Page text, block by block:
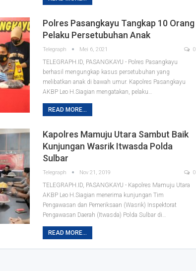
Polres Pasangkayu Tangkap 10 Orang
Pelaku Persetubuhan Anak
Telegraph Mei 6, 2021 0
TELEGRAPH.ID, PASANGKAYU - Polres Pasangkayu
berhasil mengungkap kasus persetubuhan yang
melibatkan anak di bawah umur. Kapolres Pasangkayu
AKBP Leo H.Siagian mengatakan, pelaku
READ MORE...
Kapolres Mamuju Utara Sambut Baik
Kunjungan Wasrik Itwasda Polda
Sulbar
Telegraph Nov 21, 2019 0
TELEGRAPH.ID, PASANGKAYU - Kapolres Mamuju Utara
AKBP Leo H.Siagian menerima kunjungan Tim
Pengawasan dan Pemeriksaan (Wasrik) Inspektorat
Pengawasan Daerah (Itwasda) Polda Sulbar di
READ MORE...